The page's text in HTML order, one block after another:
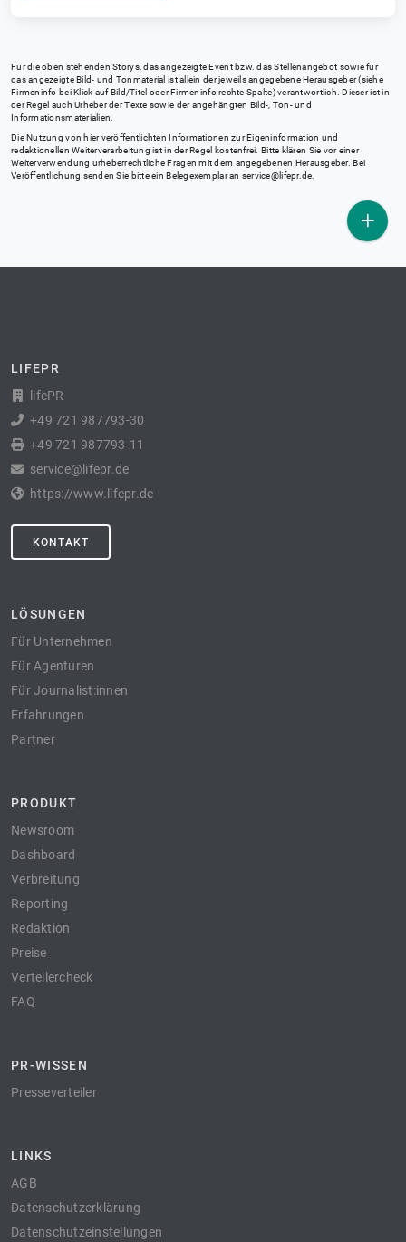
Für die oben stehenden Storys, das angezeigte Event bzw. das Stellenangebot sowie für
das angezeigte Bild- und Tonmaterial ist allein der jeweils angegebene Herausgeber (siehe
Firmeninfo bei Klick auf Bild/Titel oder Firmeninfo rechte Spalte) verantwortlich. Dieser ist in
der Regel auch Urheber der Texte sowie der angehängten Bild-, Ton- und
Informationsmaterialien.
Die Nutzung von hier veröffentlichten Informationen zur Eigeninformation und
redaktionellen Weiterverarbeitung ist in der Regel kostenfrei. Bitte klären Sie vor einer
Weiterverwendung urheberrechtliche Fragen mit dem angegebenen Herausgeber. Bei
Veröffentlichung senden Sie bitte ein Belegexemplar an service@lifepr.de
LIFEPR
lifePR
+49 721 987793-30
+49 721 987793-11
service@lifepr.de
https://www.lifepr.de
KONTAKT
LÖSUNGEN
Für Unternehmen
Für Agenturen
Für Journalist:innen
Erfahrungen
Partner
PRODUKT
Newsroom
Dashboard
Verbreitung
Reporting
Redaktion
Preise
Verteilercheck
FAQ
PR-WISSEN
Presseverteiler
LINKS
AGB
Datenschutzerklärung
Datenschutzeinstellungen